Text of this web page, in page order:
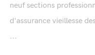
neuf sections
d'assurance vieillesse
...